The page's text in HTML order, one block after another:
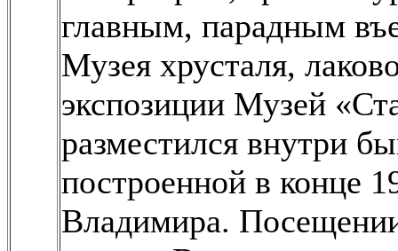
главным, парадным
Музея хрусталя,
экспозиции Музей
разместился внутри
построенной в конце
Владимира.